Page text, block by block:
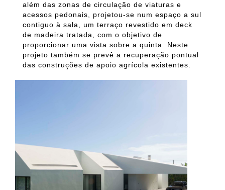
além das zonas de circulação de viaturas e
acessos pedonais, projetou-se num espaço a sul
contiguo à sala, um terraço revestido em deck
de madeira tratada, com o objetivo de
proporcionar uma vista sobre a quinta. Neste
projeto também se prevê a recuperação pontual
das construções de apoio agrícola existentes.